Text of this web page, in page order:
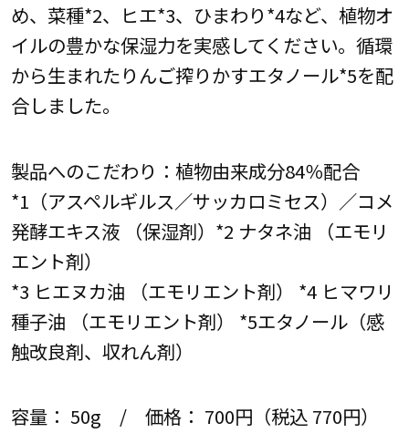
め、菜種*2、ヒエ*3、ひまわり*4など、植物オ
イルの豊かな保湿力を実感してください。循環
から生まれたりんご搾りかすエタノール*5を配
合しました。
製品へのこだわり：植物由来成分84％配合
*1（アスペルギルス／サッカロミセス）／コメ
発酵エキス液 （保湿剤）*2 ナタネ油 （エモリ
エント剤）
*3 ヒエヌカ油 （エモリエント剤） *4 ヒマワリ
種子油 （エモリエント剤） *5エタノール（感
触改良剤、収れん剤）
容量： 50g / 価格： 700円（税込 770円）